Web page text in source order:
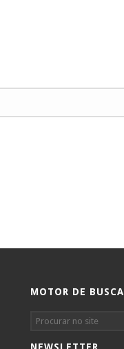
MOTOR DE BUSCA